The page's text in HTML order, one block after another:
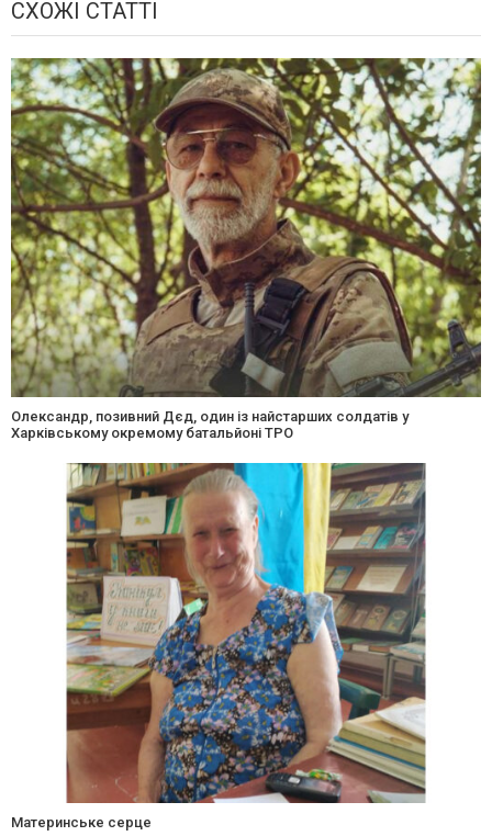
СХОЖІ СТАТТІ
Олександр, позивний Дєд, один із найстарших солдатів у
Харківському окремому батальйоні ТРО
Материнське серце